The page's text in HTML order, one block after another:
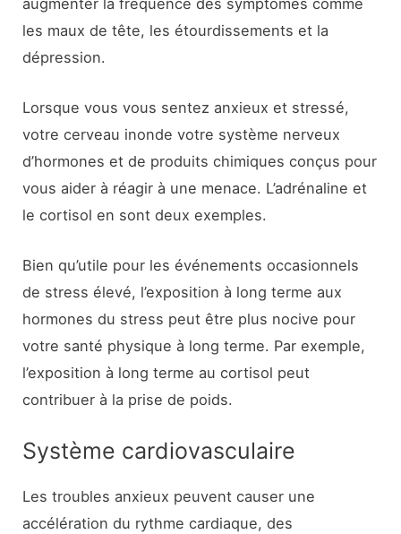
les maux de tête, les étourdissements et la
dépression.
Lorsque vous vous sentez anxieux et stressé,
votre cerveau inonde votre système nerveux
d’hormones et de produits chimiques conçus pour
vous aider à réagir à une menace. L’adrénaline et
le cortisol en sont deux exemples.
Bien qu’utile pour les événements occasionnels
de stress élevé, l’exposition à long terme aux
hormones du stress peut être plus nocive pour
votre santé physique à long terme. Par exemple,
l’exposition à long terme au cortisol peut
contribuer à la prise de poids.
Système cardiovasculaire
Les troubles anxieux peuvent causer une
accélération du rythme cardiaque, des